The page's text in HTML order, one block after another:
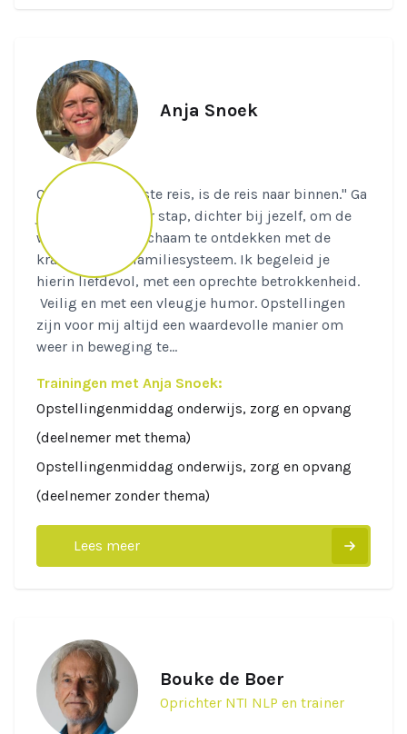
Anja Snoek
Quote: "de mooiste reis, is de reis naar binnen." Ga
je mee? Stap voor stap, dichter bij jezelf, om de
wijsheid van je lichaam te ontdekken met de
kracht van het familiesysteem. Ik begeleid je
hierin liefdevol, met een oprechte betrokkenheid.
Veilig en met een vleugje humor. Opstellingen
zijn voor mij altijd een waardevolle manier om
weer in beweging te...
Trainingen met Anja Snoek:
Opstellingenmiddag onderwijs, zorg en opvang
(deelnemer met thema)
Opstellingenmiddag onderwijs, zorg en opvang
(deelnemer zonder thema)
Lees meer
Bouke de Boer
Oprichter NTI NLP en trainer